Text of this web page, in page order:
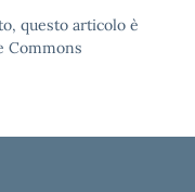
questo articolo è
Commons